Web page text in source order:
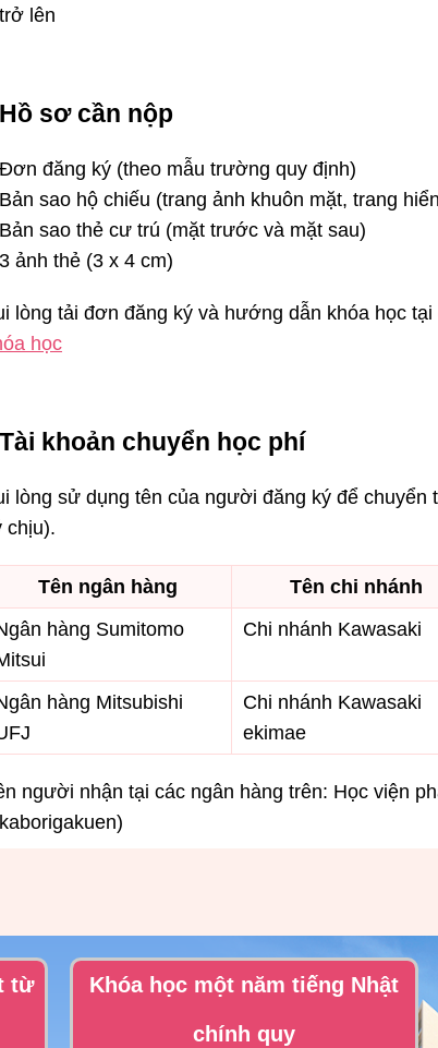
trở lên
Hồ sơ cần nộp
Đơn đăng ký (theo mẫu trường quy định)
Bản sao hộ chiếu (trang ảnh khuôn mặt, trang
Bản sao thẻ cư trú (mặt trước và mặt sau)
3 ảnh thẻ (3 x 4 cm)
lòng tải đơn đăng ký và hướng dẫn khóa học tại
học
Tài khoản chuyển học phí
lòng sử dụng tên của người đăng ký để
chịu).
Tên ngân hàng Tên chi nhánh
hàng Sumitomo
Chi nhánh Kawasaki
hàng Mitsubishi
Chi nhánh Kawasaki
ekimae
người nhận tại các ngân hàng trên: Học viện
từ Khóa học một năm tiếng Nhật
chính quy